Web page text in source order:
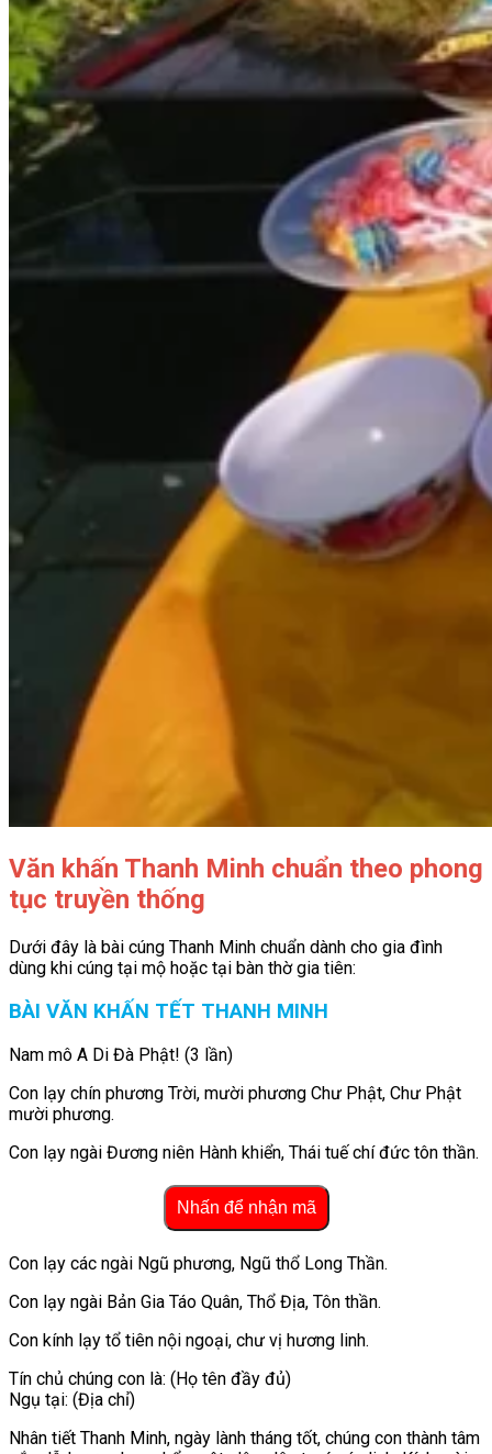
Văn khấn Thanh Minh chuẩn theo phong
tục truyền thống
Dưới đây là bài cúng Thanh Minh chuẩn dành cho gia đình
dùng khi cúng tại mộ hoặc tại bàn thờ gia tiên:
BÀI VĂN KHẤN TẾT THANH MINH
Nam mô A Di Đà Phật! (3 lần)
Con lạy chín phương Trời, mười phương Chư Phật, Chư Phật
mười phương.
Con lạy ngài Đương niên Hành khiển, Thái tuế chí đức tôn thần.
Nhấn để nhận mã
Con lạy các ngài Ngũ phương, Ngũ thổ Long Thần.
Con lạy ngài Bản Gia Táo Quân, Thổ Địa, Tôn thần.
Con kính lạy tổ tiên nội ngoại, chư vị hương linh.
Tín chủ chúng con là: (Họ tên đầy đủ)
Ngụ tại: (Địa chỉ)
Nhân tiết Thanh Minh, ngày lành tháng tốt, chúng con thành tâm